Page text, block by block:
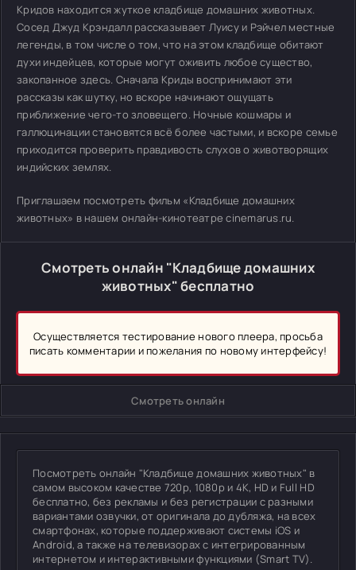
Кридов находится жуткое кладбище домашних животных.
Сосед Джуд Крэндалл рассказывает Луису и Рэйчел местные
легенды, в том числе о том, что на этом кладбище обитают
духи индейцев, которые могут оживить любое существо,
закопанное здесь. Сначала Криды воспринимают эти
рассказы как шутку, но вскоре начинают ощущать
приближение чего-то зловещего. Ночные кошмары и
галлюцинации становятся всё более частыми, и вскоре семье
приходится проверить правдивость слухов о животворящих
индийских землях.
Приглашаем посмотреть фильм «Кладбище домашних
животных» в нашем онлайн-кинотеатре cinemarus.ru.
Смотреть онлайн "Кладбище домашних
животных" бесплатно
Осуществляется тестирование нового плеера, просьба
писать комментарии и пожелания по новому интерфейсу!
Смотреть онлайн
Посмотреть онлайн "Кладбище домашних животных" в
самом высоком качестве 720p, 1080p и 4K, HD и Full HD
бесплатно, без рекламы и без регистрации с разными
вариантами озвучки, от оригинала до дубляжа, на всех
смартфонах, которые поддерживают системы iOS и
Android, а также на телевизорах с интегрированным
интернетом и интерактивными функциями (Smart TV).